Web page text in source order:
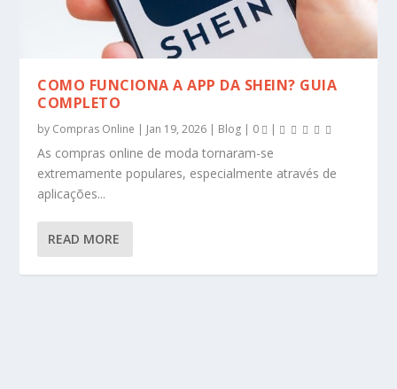
COMO FUNCIONA A APP DA SHEIN? GUIA
COMPLETO
by Compras Online | Jan 19, 2026 | Blog | 0 |
As compras online de moda tornaram-se
extremamente populares, especialmente através de
aplicações...
READ MORE